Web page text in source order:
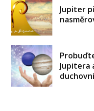
Jupiter
Jupitera